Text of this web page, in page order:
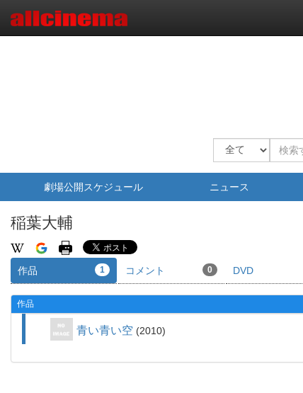
劇場公開スケジュール ニュース
稲葉大輔
作品 1 コメント 0 DVD
作品
青い青い空 2010